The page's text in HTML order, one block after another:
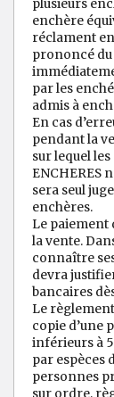
plusieurs
enchère
réclament
prononcé du
par les
admis à
En cas
pendant la
sur lequel
ENCHERES
sera seul
enchères.
Le paiement
la vente.
connaître
devra
bancaires
Le
copie d’une
inférieurs à
par espèces
personnes
sur ordre,